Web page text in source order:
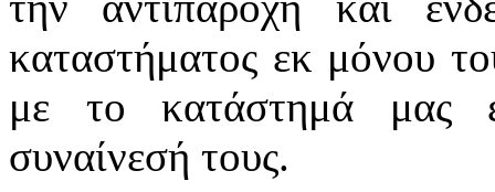
καταστήματος εκ μόνου
με το κατάστημά μας
συναίνεσή τους.